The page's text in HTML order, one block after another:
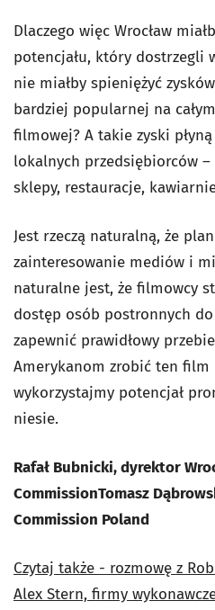
Dlaczego więc Wrocław
potencjału, który dostrzegli
nie miałby spieniężyć
bardziej popularnej na
filmowej? A takie zyski
lokalnych przedsiębiorców
sklepy, restauracje,
Jest rzeczą naturalną, że
zainteresowanie mediów i
naturalne jest, że filmowcy
dostęp osób postronnych
zapewnić prawidłowy
Amerykanom zrobić ten film
wykorzystajmy potencjał
niesie.
Rafał Bubnicki, dyrektor
CommissionTomasz
Commission Poland
Czytaj także - rozmowę z
Alex Stern, firmy